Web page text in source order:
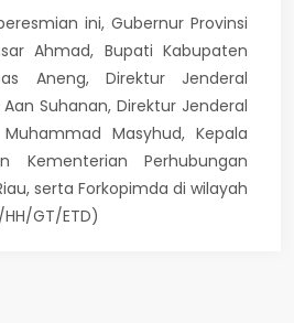
ini, Gubernur Provinsi
Ahmad, Bupati Kabupaten
Aneng, Direktur Jenderal
Suhanan, Direktur Jenderal
Masyhud, Kepala
Kementerian Perhubungan
serta Forkopimda di wilayah
GT/ETD)